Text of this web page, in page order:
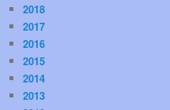
2018
2017
2016
2015
2014
2013